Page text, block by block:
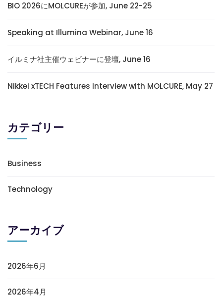
BIO 2026にMOLCUREが参加, June 22-25
Speaking at Illumina Webinar, June 16
イルミナ社主催ウェビナーに登壇, June 16
Nikkei xTECH Features Interview with MOLCURE, May 27
カテゴリー
Business
Technology
アーカイブ
2026年6月
2026年4月